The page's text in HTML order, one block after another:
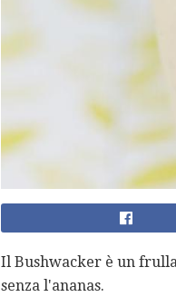
Il Bushwacker è un
senza l'ananas.